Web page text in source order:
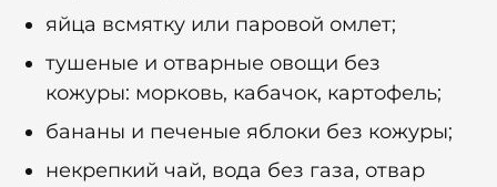
яйца всмятку или паровой омлет;
тушеные и отварные овощи без
кожуры: морковь, кабачок, картофель;
бананы и печеные яблоки без кожуры;
некрепкий чай, вода без газа, отвар